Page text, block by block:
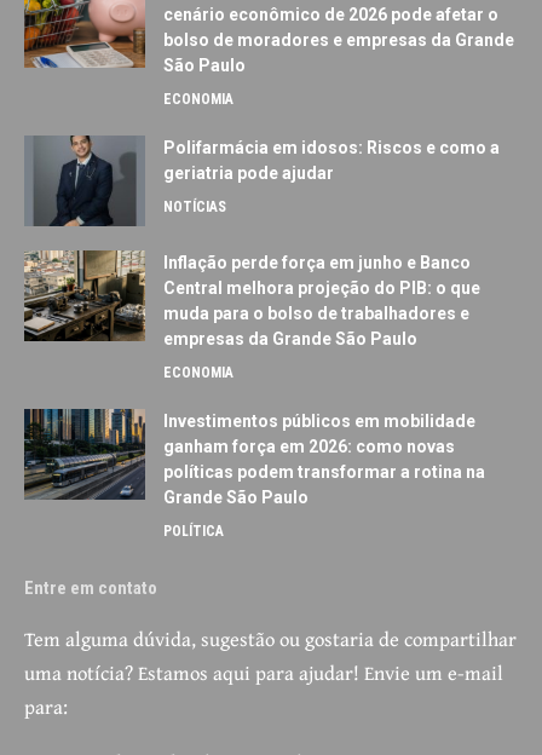
cenário econômico de 2026 pode afetar o
bolso de moradores e empresas da Grande
São Paulo
ECONOMIA
Polifarmácia em idosos: Riscos e como a
geriatria pode ajudar
NOTÍCIAS
Inflação perde força em junho e Banco
Central melhora projeção do PIB: o que
muda para o bolso de trabalhadores e
empresas da Grande São Paulo
ECONOMIA
Investimentos públicos em mobilidade
ganham força em 2026: como novas
políticas podem transformar a rotina na
Grande São Paulo
POLÍTICA
Entre em contato
Tem alguma dúvida, sugestão ou gostaria de compartilhar
uma notícia? Estamos aqui para ajudar! Envie um e-mail
para: